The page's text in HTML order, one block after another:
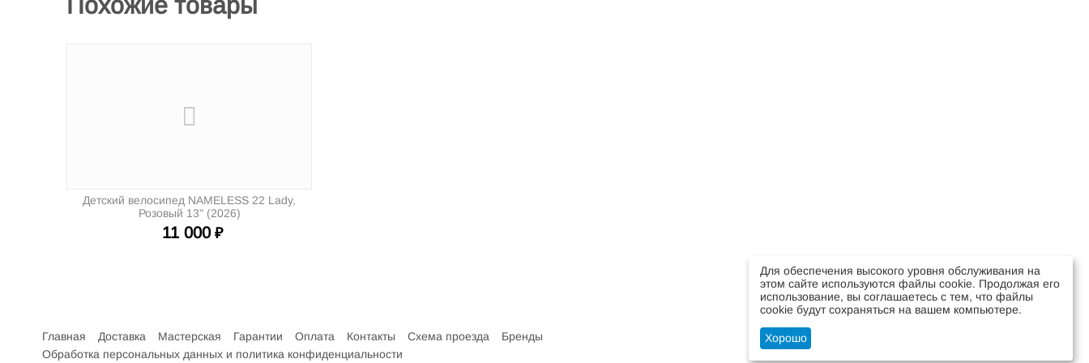
Детский велосипед NAMELESS 22 Lady,
Розовый 13" (2026)
11 000 ₽
Главная
Доставка Мастерская Гарантии Оплата Контакты Схема проезда
Бренды
Обработка персональных данных и политика конфиденциальности
Для обеспечения высокого уровня обслуживания на
этом сайте используются файлы cookie. Продолжая его
использование, вы соглашаетесь с тем, что файлы
cookie будут сохраняться на вашем компьютере.
Хорошо